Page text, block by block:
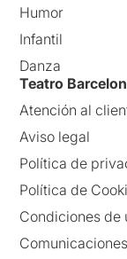
Humor
Infantil
Danza
Teatro
Atención al
Aviso legal
Política de
Política de
Condiciones de